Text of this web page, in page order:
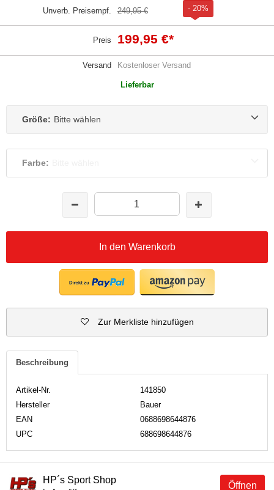
Unverb. Preisempf. 249,95 € - 20%
Preis 199,95 €*
Versand Kostenloser Versand
Lieferbar
Größe: Bitte wählen
Farbe:
In den Warenkorb
Zur Merkliste hinzufügen
Beschreibung
Artikel-Nr.
141850
Hersteller
Bauer
EAN
0688698644876
UPC
688698644876
Öffnen
HP´s Sport Shop